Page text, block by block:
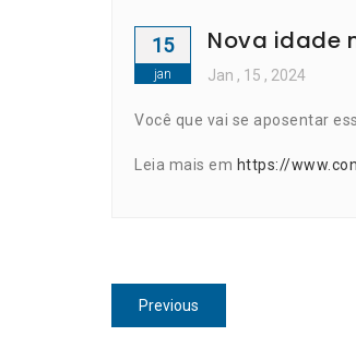
15
jan
Nova idade
Jan , 15 , 2024
Você que vai se aposentar
Leia mais em https://
Navegação
de
Previous
post: